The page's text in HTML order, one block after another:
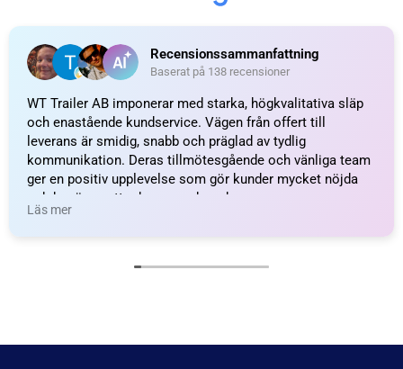
Recensionssammanfattning
Baserat på 138 recensioner
WT Trailer AB imponerar med starka, högkvalitativa släp
och enastående kundservice. Vägen från offert till
leverans är smidig, snabb och präglad av tydlig
kommunikation. Deras tillmötesgående och vänliga team
ger en positiv upplevelse som gör kunder mycket nöjda
och benägna att rekommendera dem.
Läs mer